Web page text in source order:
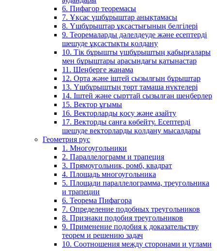
6. Пифагор теоремасы
7. Ұқсас үшбұрыштар анықтамасы
8. Үшбұрыштар ұқсастығының белгілері
9. Теоремаларды дәлелдеуде және есептерді
шешуде ұқсастықты қолдану
10. Тік бұрышты үшбұрыштың қабырғалары
мен бұрыштары арасындағы қатынастар
11. Шеңберге жанама
12. Орта және іштей сызылғын бұрыштар
13. Үшбұрыштың төрт тамаша нүктелері
14. Іштей және сырттай сызылған шеңберлер
15. Вектор ұғымы
16. Векторларды қосу және азайту
17. Векторды санға көбейту. Есептерді
шешуде векторларды қолдану мысалдары
Геометрия рус
1. Многоугольники
2. Параллелограмм и трапеция
3. Прямоугольник, ромб, квадрат
4. Площадь многоугольника
5. Площади параллелограмма, треугольника
и трапеции
6. Теорема Пифагора
7. Определение подобных треугольников
8. Признаки подобия треугольников
9. Применение подобия к доказательству
теорем и решению задач
10. Соотношения между сторонами и углами